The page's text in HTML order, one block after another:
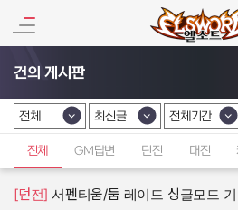
건의 게시판
카테고리 선택
전체
카테고리 선택
최신글
카테고리 선
전체기간
전체 GM답변 던전 대전
[던전] 서펜티움/둠 레이드 싱글모드